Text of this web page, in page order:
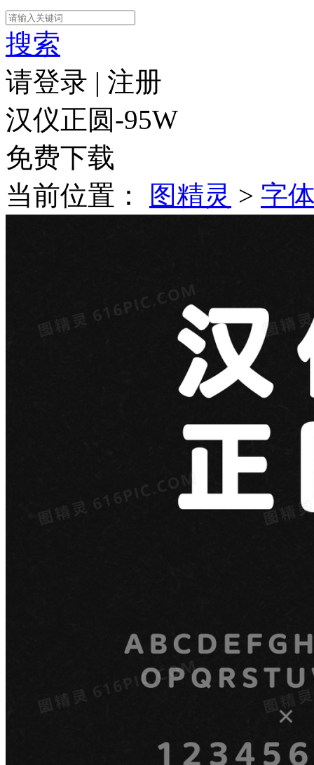
搜索
请登录 | 注册
汉仪正圆-95W
免费下载
当前位置：
图精灵 > 字